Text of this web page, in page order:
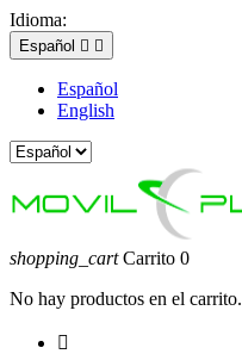
Idioma:
Español  
Español
English
shopping_cart Carrito 0
No hay productos en el carrito.
